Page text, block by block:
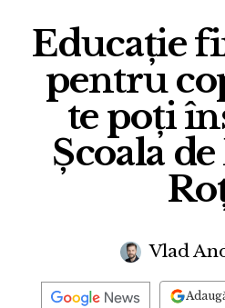
Educație
pentru
te poți
Școala
Vlad